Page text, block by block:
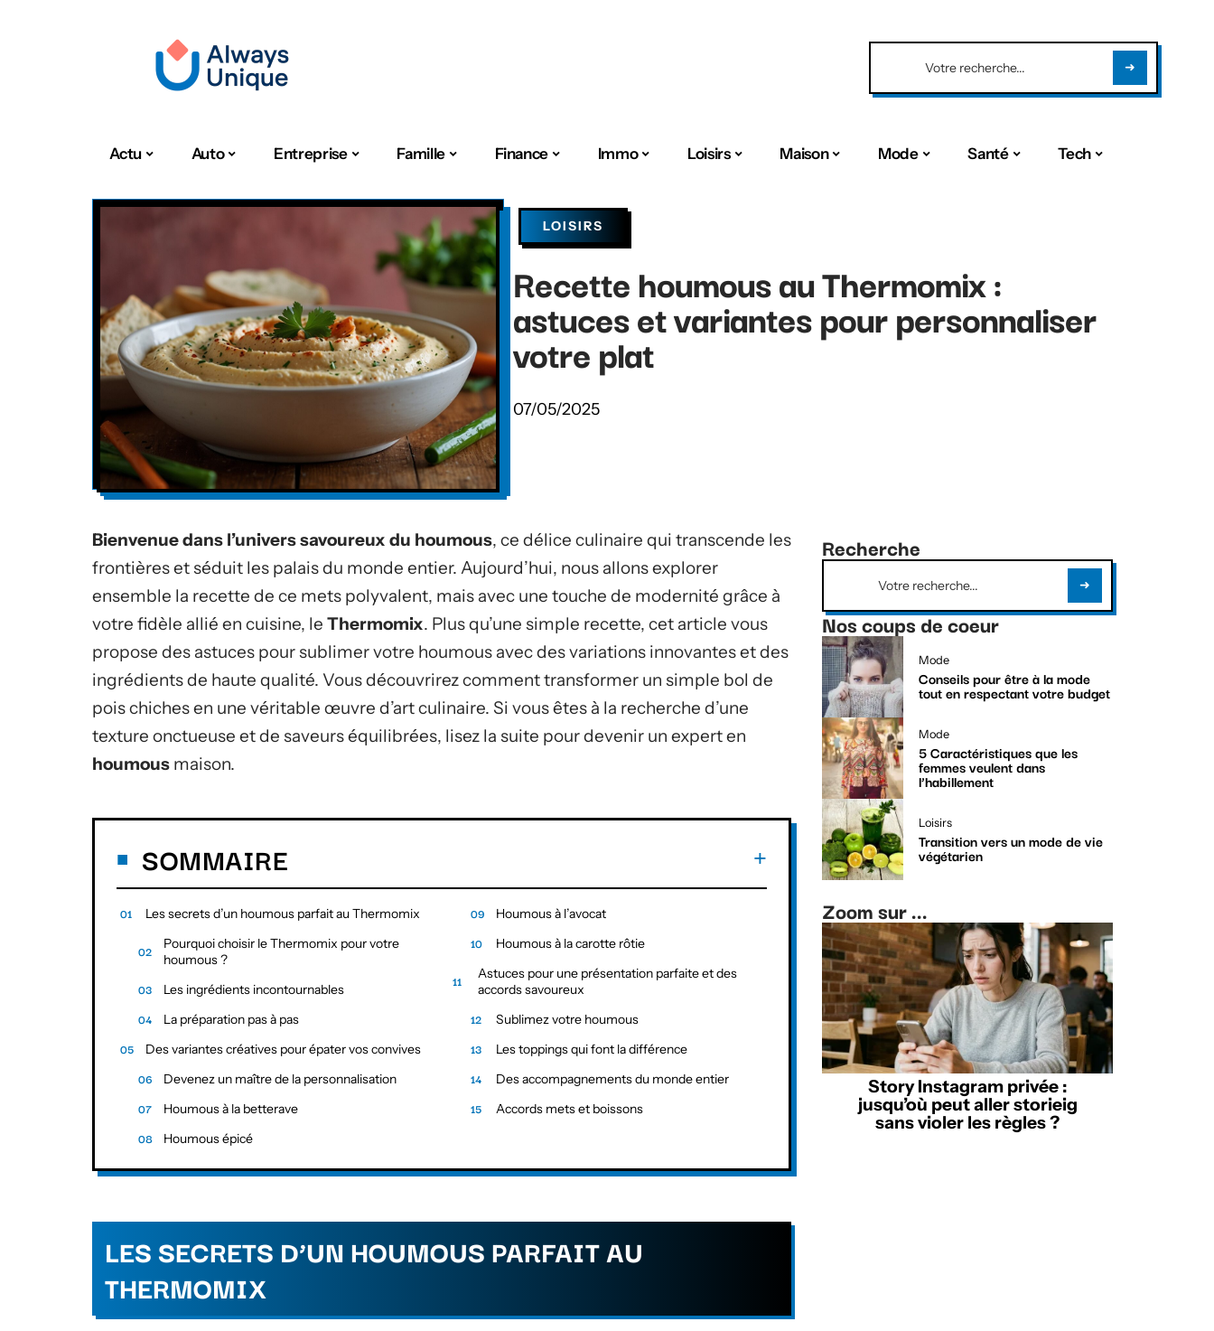
Actu Auto Entreprise Famille Finance Immo Loisirs Maison Mode Santé Tech
LOISIRS
Recette houmous au Thermomix :
astuces et variantes pour personnaliser
votre plat
07/05/2025
Bienvenue dans l’univers savoureux du houmous, ce délice culinaire qui transcende les
frontières et séduit les palais du monde entier. Aujourd’hui, nous allons explorer
ensemble la recette de ce mets polyvalent, mais avec une touche de modernité grâce à
votre fidèle allié en cuisine, le Thermomix. Plus qu’une simple recette, cet article vous
propose des astuces pour sublimer votre houmous avec des variations innovantes et des
ingrédients de haute qualité. Vous découvrirez comment transformer un simple bol de
pois chiches en une véritable œuvre d’art culinaire. Si vous êtes à la recherche d’une
texture onctueuse et de saveurs équilibrées, lisez la suite pour devenir un expert en
houmous maison.
SOMMAIRE
Les secrets d’un houmous parfait au Thermomix
Pourquoi choisir le Thermomix pour votre
houmous ?
Les ingrédients incontournables
La préparation pas à pas
Des variantes créatives pour épater vos convives
Devenez un maître de la personnalisation
Houmous à la betterave
Houmous épicé
Houmous à l’avocat
Houmous à la carotte rôtie
Astuces pour une présentation parfaite et des
accords savoureux
Sublimez votre houmous
Les toppings qui font la différence
Des accompagnements du monde entier
Accords mets et boissons
LES SECRETS D’UN HOUMOUS PARFAIT AU
THERMOMIX
Recherche
Nos coups de coeur
Mode
Conseils pour être à la mode
tout en respectant votre budget
Mode
5 Caractéristiques que les
femmes veulent dans
l’habillement
Loisirs
Transition vers un mode de vie
végétarien
Zoom sur ...
Story Instagram privée :
jusqu’où peut aller storieig
sans violer les règles ?